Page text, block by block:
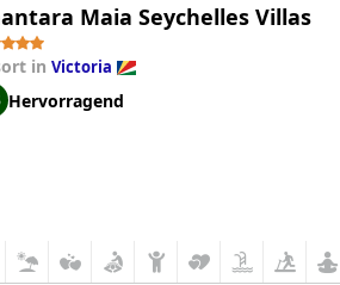
Maia Seychelles Villas
in Victoria
Hervorragend